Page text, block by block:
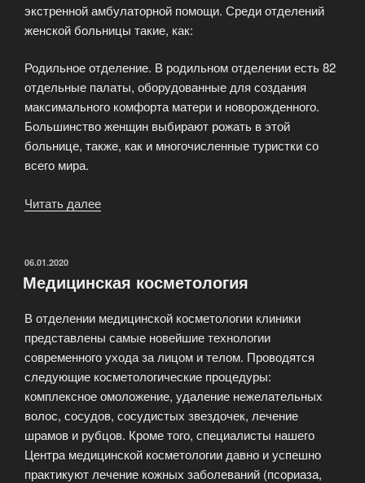
экстренной амбулаторной помощи. Среди отделений
женской больницы такие, как:
Родильное отделение. В родильном отделении есть 82
отдельные палаты, оборудованные для создания
максимального комфорта матери и новорожденного.
Большинство женщин выбирают рожать в этой
больнице, также, как и многочисленные туристки со
всего мира.
Читать далее
ОПУБЛИКОВАНО
06.01.2020
Медицинская косметология
В отделении медицинской косметологии клиники
представлены самые новейшие технологии
современного ухода за лицом и телом. Проводятся
следующие косметологические процедуры:
комплексное омоложение, удаление нежелательных
волос, сосудов, сосудистых звездочек, лечение
шрамов и рубцов. Кроме того, специалисты нашего
Центра медицинской косметологии давно и успешно
практикуют лечение кожных заболеваний (псориаза,